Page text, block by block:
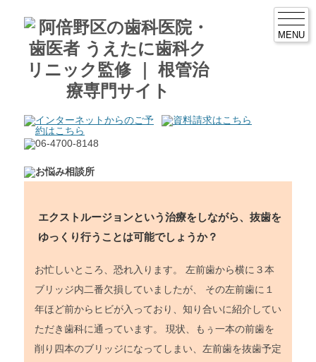
MENU
エクストルージョンという治療をしながら、抜歯を
ゆっくり行うことは可能でしょうか？
お忙しいところ、恐れ入ります。 左前歯から横に３本
ブリッジ内二番欠損していましたが、 その左前歯に１
年ほど前からヒビが入っており、知り合いに紹介してい
ただき歯科に通っています。 現状、もぅ一本の前歯を
削り四本のブリッジになってしまい、左前歯を抜歯予定